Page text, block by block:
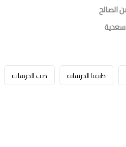
الصالح
سعدية
طبقتا الخرسانة صب الخرسانة